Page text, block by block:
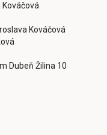
Kováčová
Dubeň Žilina 10